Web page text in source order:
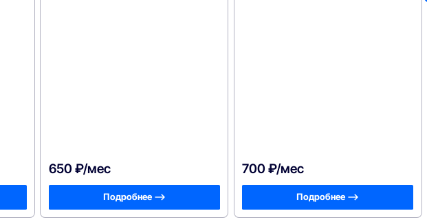
650 ₽/мес
Подробнее —>
700 ₽/мес
Подробнее —>